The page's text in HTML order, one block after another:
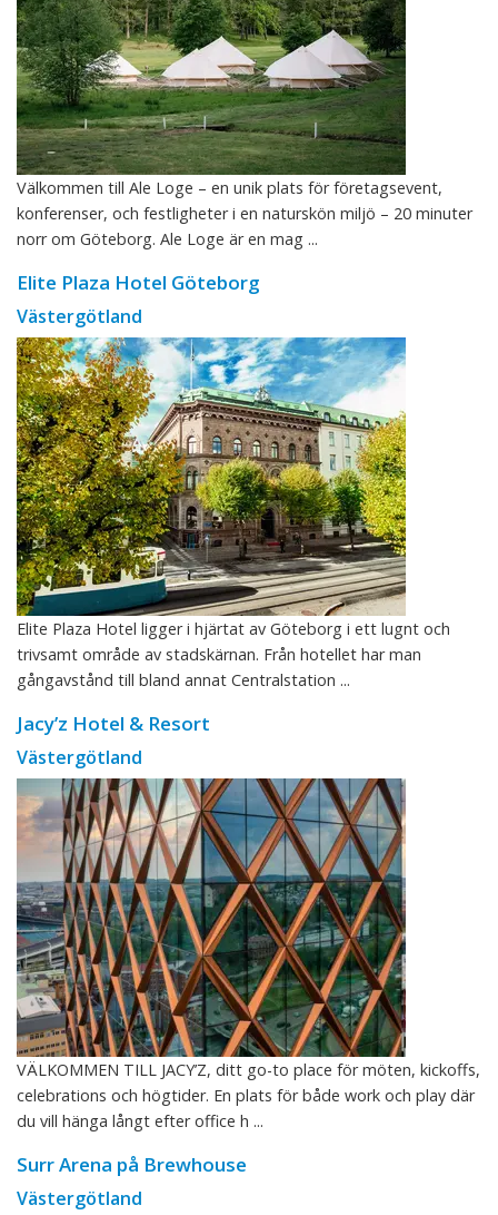
Välkommen till Ale Loge – en unik plats för företagsevent,
konferenser, och festligheter i en naturskön miljö – 20 minuter
norr om Göteborg. Ale Loge är en mag ...
Elite Plaza Hotel Göteborg
Västergötland
Elite Plaza Hotel ligger i hjärtat av Göteborg i ett lugnt och
trivsamt område av stadskärnan. Från hotellet har man
gångavstånd till bland annat Centralstation ...
Jacy’z Hotel & Resort
Västergötland
VÄLKOMMEN TILL JACY’Z, ditt go-to place för möten, kickoffs,
celebrations och högtider. En plats för både work och play där
du vill hänga långt efter office h ...
Surr Arena på Brewhouse
Västergötland